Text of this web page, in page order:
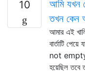
10
আমি যখন
তখন কেন
আমার এই
বার্তাটি
not empty
হয়েছিল তবে